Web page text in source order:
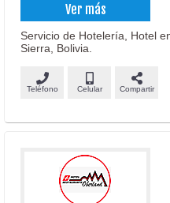
Ver más
Servicio de Hotelería, Hotel
Sierra, Bolivia.
Teléfono Celular Compartir